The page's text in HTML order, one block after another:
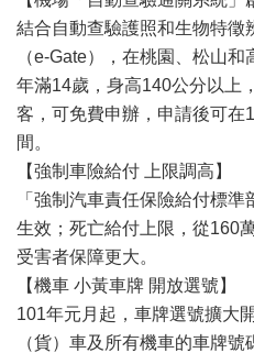
結合自動查驗護照和生物特徵
（e-Gate），在桃園、松山
年滿14歲，身高140公分以上
客，可免費申辦，申請後可在
間。
【強制車險給付 上限調高】
「強制汽車責任保險給付標
生效；死亡給付上限，從160
受害者保障更大。
【機車 小黃車牌 開放選號】
101年元月起，車牌選號擴大
（貨）車及所有機車的車牌